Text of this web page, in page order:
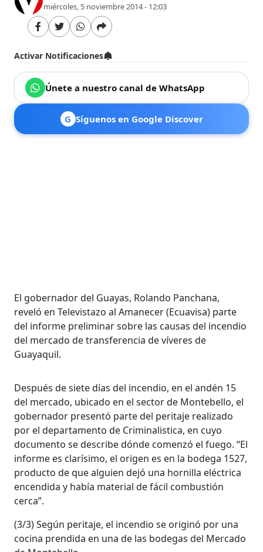
miércoles, 5 noviembre 2014 - 12:03
Activar Notificaciones
Únete a nuestro canal de WhatsApp
G Síguenos en Google Discover
El gobernador del Guayas, Rolando Panchana,
reveló en Televistazo al Amanecer (Ecuavisa) parte
del informe preliminar sobre las causas del incendio
del mercado de transferencia de víveres de
Guayaquil.
Después de siete días del incendio, en el andén 15
del mercado, ubicado en el sector de Montebello, el
gobernador presentó parte del peritaje realizado
por el departamento de Criminalistica, en cuyo
documento se describe dónde comenzó el fuego. “El
informe es clarísimo, el origen es en la bodega 1527,
producto de que alguien dejó una hornilla eléctrica
encendida y había material de fácil combustión
cerca”.
(3/3) Según peritaje, el incendio se originó por una
cocina prendida en una de las bodegas del Mercado